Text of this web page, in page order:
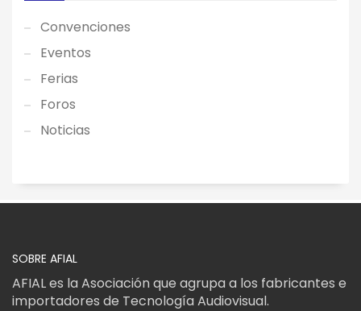
Convenciones
Eventos
Ferias
Foros
Noticias
SOBRE AFIAL
AFIAL es la Asociación que agrupa a los fabricantes e
importadores de Tecnología Audiovisual.